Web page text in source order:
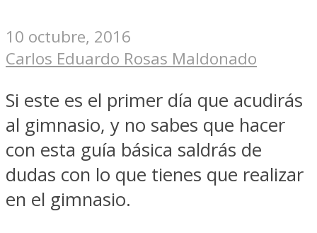
10 octubre, 2016
Carlos Eduardo Rosas Maldonado
Si este es el primer día que acudirás
al gimnasio, y no sabes que hacer
con esta guía básica saldrás de
dudas con lo que tienes que realizar
en el gimnasio.